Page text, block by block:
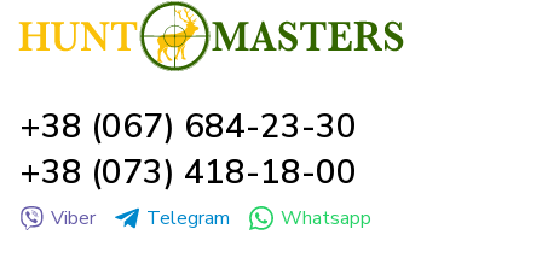
+38 (067) 684-23-30
+38 (073) 418-18-00
Viber Telegram Whatsapp